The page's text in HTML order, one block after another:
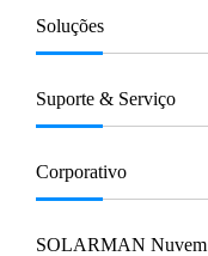
Soluções
Suporte & Serviço
Corporativo
SOLARMAN Nuvem